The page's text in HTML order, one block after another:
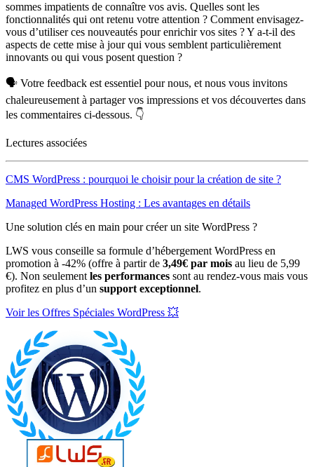
sommes impatients de connaître vos avis. Quelles sont les
fonctionnalités qui ont retenu votre attention ? Comment envisagez-
vous d’utiliser ces nouveautés pour enrichir vos sites ? Y a-t-il des
aspects de cette mise à jour qui vous semblent particulièrement
innovants ou qui vous posent question ?
🗣 Votre feedback est essentiel pour nous, et nous vous invitons
chaleureusement à partager vos impressions et vos découvertes dans
les commentaires ci-dessous. 👇
Lectures associées
CMS WordPress : pourquoi le choisir pour la création de site ?
Managed WordPress Hosting : Les avantages en détails
Une solution clés en main pour créer un site WordPress ?
LWS vous conseille sa formule d’hébergement WordPress en
promotion à -42% (offre à partir de 3,49€ par mois au lieu de 5,99
€). Non seulement les performances sont au rendez-vous mais vous
profitez en plus d’un support exceptionnel.
Voir les Offres Spéciales WordPress 💥